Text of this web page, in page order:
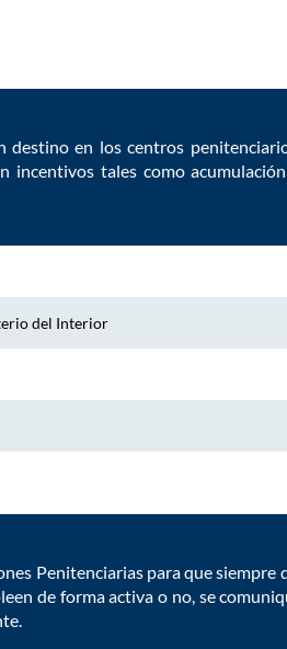
en los centros
incentivos tales como
del Interior
Penitenciarias para que siempre
de forma activa o no, se